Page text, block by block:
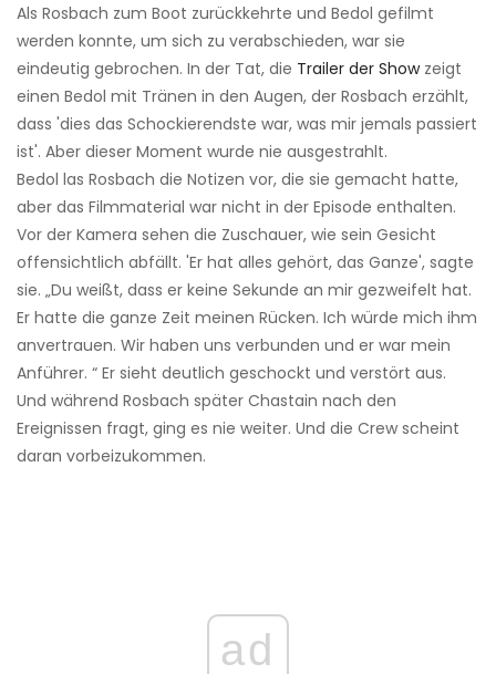
Als Rosbach zum Boot zurückkehrte und Bedol gefilmt
werden konnte, um sich zu verabschieden, war sie
eindeutig gebrochen. In der Tat, die Trailer der Showzeigt
einen Bedol mit Tränen in den Augen, der Rosbach erzählt,
dass 'dies das Schockierendste war, was mir jemals passiert
ist'. Aber dieser Moment wurde nie ausgestrahlt.
Bedol las Rosbach die Notizen vor, die sie gemacht hatte,
aber das Filmmaterial war nicht in der Episode enthalten.
Vor der Kamera sehen die Zuschauer, wie sein Gesicht
offensichtlich abfällt. 'Er hat alles gehört, das Ganze', sagte
sie. „Du weißt, dass er keine Sekunde an mir gezweifelt hat.
Er hatte die ganze Zeit meinen Rücken. Ich würde mich ihm
anvertrauen. Wir haben uns verbunden und er war mein
Anführer. “ Er sieht deutlich geschockt und verstört aus.
Und während Rosbach später Chastain nach den
Ereignissen fragt, ging es nie weiter. Und die Crew scheint
daran vorbeizukommen.
ad